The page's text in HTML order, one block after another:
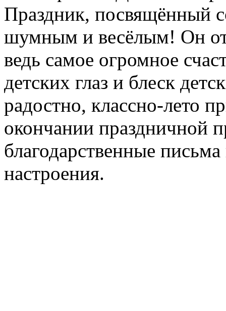
Праздник, посвящённый
шумным и весёлым! Он
ведь самое огромное
детских глаз и блеск
радостно, классно-лето
окончании праздничной
благодарственные
настроения.